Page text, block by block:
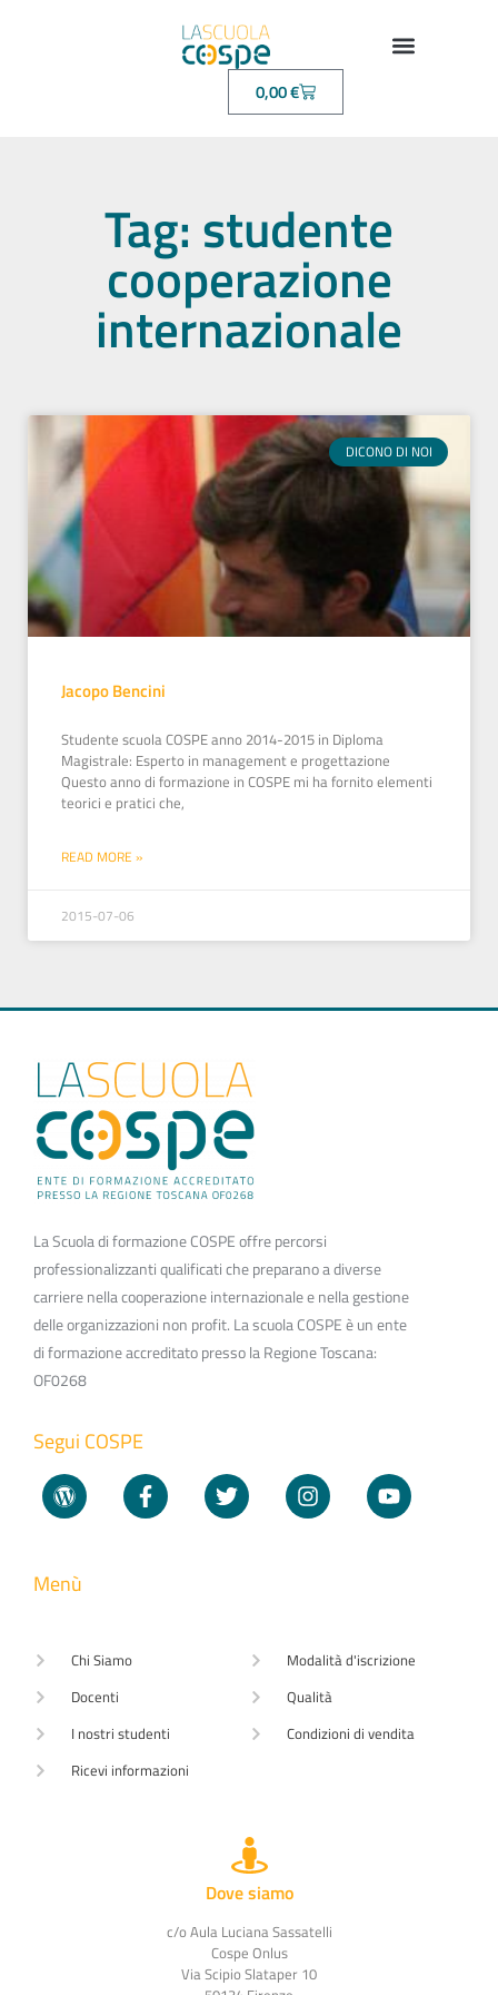
0,00€
Tag: studente
cooperazione
internazionale
DICONO DI NOI
Jacopo Bencini
Studente scuola COSPE anno 2014-2015 in Diploma
Magistrale: Esperto in management e progettazione
Questo anno di formazione in COSPE mi ha fornito elementi
teorici e pratici che,
READ MORE »
2015-07-06
La Scuola di formazione COSPE offre percorsi
professionalizzanti qualificati che preparano a diverse
carriere nella cooperazione internazionale e nella gestione
delle organizzazioni non profit. La scuola COSPE è un ente
di formazione accreditato presso la Regione Toscana:
OF0268
Segui COSPE
Menù
Chi Siamo
Docenti
I nostri studenti
Ricevi informazioni
Modalità d'iscrizione
Qualità
Condizioni di vendita
Dove siamo
c/o Aula Luciana Sassatelli
Cospe Onlus
Via Scipio Slataper 10